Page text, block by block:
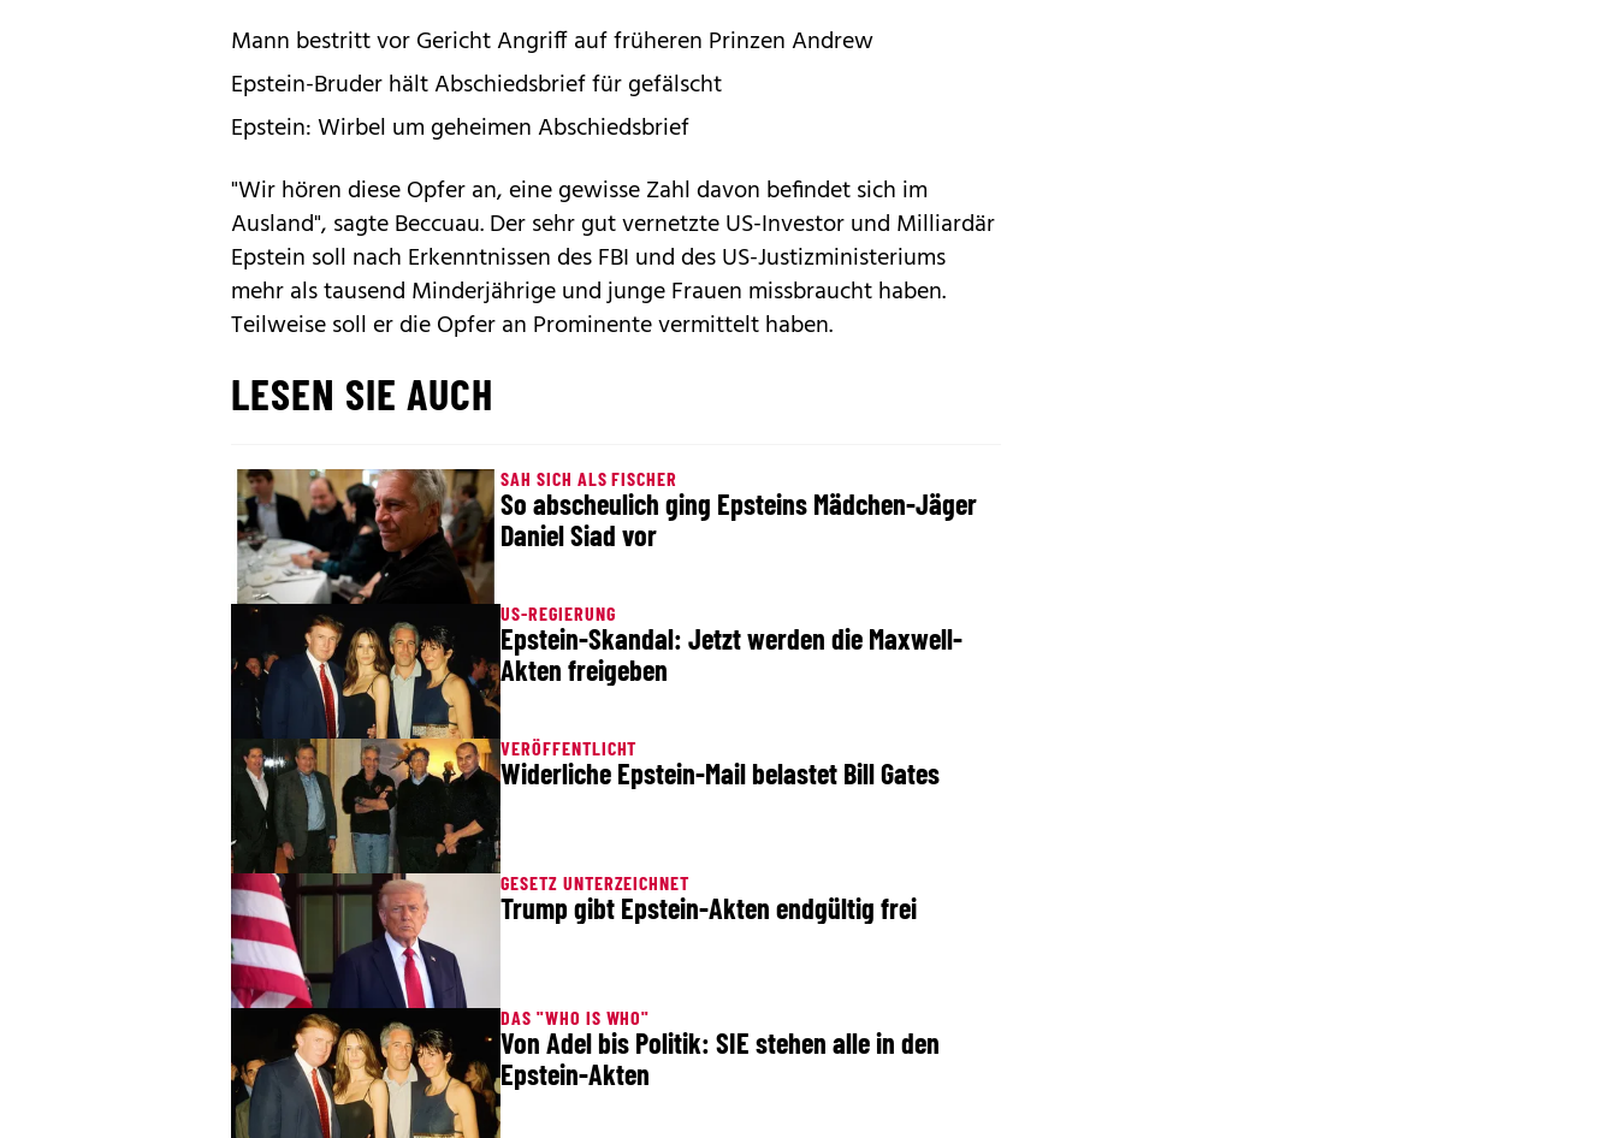
Mann bestritt vor Gericht Angriff auf früheren Prinzen Andrew
Epstein-Bruder hält Abschiedsbrief für gefälscht
Epstein: Wirbel um geheimen Abschiedsbrief
"Wir hören diese Opfer an, eine gewisse Zahl davon befindet sich im
Ausland", sagte Beccuau. Der sehr gut vernetzte US-Investor und Milliardär
Epstein soll nach Erkenntnissen des FBI und des US-Justizministeriums
mehr als tausend Minderjährige und junge Frauen missbraucht haben.
Teilweise soll er die Opfer an Prominente vermittelt haben.
LESEN SIE AUCH
SAH SICH ALS FISCHER
So abscheulich ging Epsteins Mädchen-Jäger
Daniel Siad vor
US-REGIERUNG
Epstein-Skandal: Jetzt werden die Maxwell-
Akten freigeben
VERÖFFENTLICHT
Widerliche Epstein-Mail belastet Bill Gates
GESETZ UNTERZEICHNET
Trump gibt Epstein-Akten endgültig frei
DAS "WHO IS WHO"
Von Adel bis Politik: SIE stehen alle in den
Epstein-Akten